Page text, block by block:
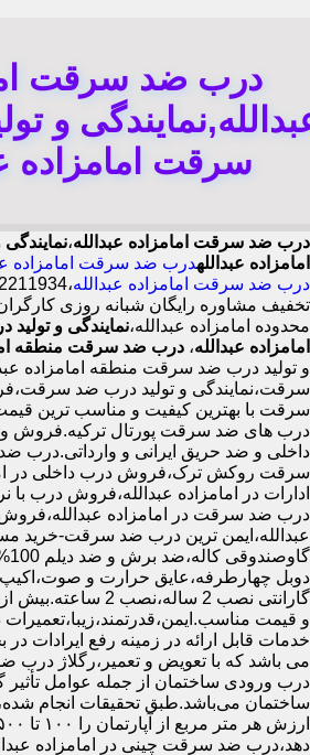
درب ضد سرقت
و
سرقت امامزاده
درب ضد سرقت امامزاده عبدالله،
امامزاده عبداللهدرب ضد سرقت امامزاده
درب ضد سرقت امامزاده عبدالله
تخفیف مشاوره رایگان شبانه روزی
محدوده امامزاده عبدالله،نمایندگی و
امامزاده عبدالله، درب ضد سرقت منطقه
و تولید درب ضد سرقت منطقه امامزاده
سرقت،نمایندگی و تولید درب ضد
سرقت با بهترین کیفیت و مناسب ترین
درب های ضد سرقت پورتال ترکیه.فروش
داخلی و ضد حریق ایرانی و
سرقت روکش ترک،فروش درب داخلی در
ادارات در امامزاده عبدالله،فروش درب با
درب ضد سرقت در امامزاده عبدالله،فروش
عبدالله،ایمن ترین درب ضد سرقت-خرید
دوبل چهارطرفه،عایق حرارت و
و قیمت
خدمات قابل ارائه در زمینه رفع ایرادات
می باشد که با تعویض و تعمیر،رگلاژ درب
درب ورودی ساختمان از جمله عوامل تأثیر
ساختمان می‌باشد.طبق تحقیقات انجام
دهد،درب ضد سرقت چینی در امامزاده